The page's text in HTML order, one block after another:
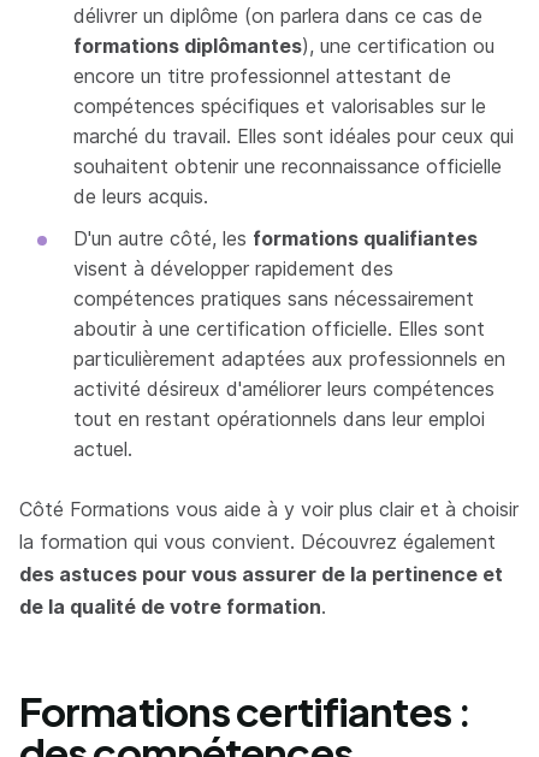
délivrer un diplôme (on parlera dans ce cas de
formations diplômantes), une certification ou
encore un titre professionnel attestant de
compétences spécifiques et valorisables sur le
marché du travail. Elles sont idéales pour ceux qui
souhaitent obtenir une reconnaissance officielle
de leurs acquis.
D'un autre côté, les formations qualifiantes
visent à développer rapidement des
compétences pratiques sans nécessairement
aboutir à une certification officielle. Elles sont
particulièrement adaptées aux professionnels en
activité désireux d'améliorer leurs compétences
tout en restant opérationnels dans leur emploi
actuel.
Côté Formations vous aide à y voir plus clair et à choisir
la formation qui vous convient. Découvrez également
des astuces pour vous assurer de la pertinence et
de la qualité de votre formation.
Formations certifiantes :